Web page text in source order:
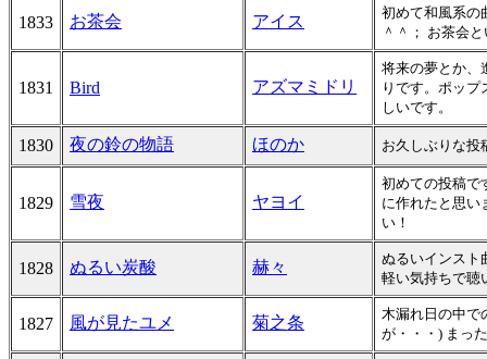
1833 お茶会 アイス
初めて和風系の
＾＾； お茶会
1831 Bird アズマミドリ
将来の夢とか、
りです。ポップ
しいです。
1830 夜の鈴の物語 ほのか お久しぶりな投
1829 雪夜 ヤヨイ
初めての投稿で
に作れたと思い
い！
1828 ぬるい炭酸 赫々
ぬるいインスト
軽い気持ちで聴
1827 風が見たユメ 菊之条
木漏れ日の中で
が・・・) まっ